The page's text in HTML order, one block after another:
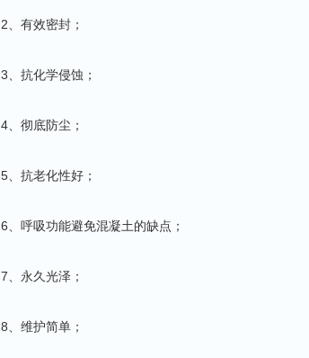
2、有效密封；
3、抗化学侵蚀；
4、彻底防尘；
5、抗老化性好；
6、呼吸功能避免混凝土的缺点；
7、永久光泽；
8、维护简单；